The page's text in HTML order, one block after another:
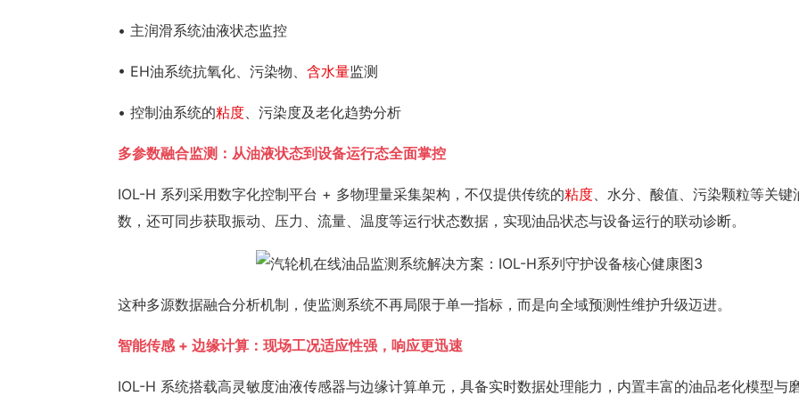
• 主润滑系统油液状态监控
• EH油系统抗氧化、污染物、 含水量监测
• 控制油系统的粘度、污染度及老化趋势分析
多参数融合监测：从油液状态到设备运行态全面掌控
IOL-H 系列采用数字化控制平台 + 多物理量采集架构，不仅提供传统的粘度、水分、酸值、污染颗粒等关键
数，还可同步获取振动、压力、流量、温度等运行状态数据，实现油品状态与设备运行的联动诊断。
这种多源数据融合分析机制，使监测系统不再局限于单一指标，而是向全域预测性维护升级迈进。
智能传感 + 边缘计算：现场工况适应性强，响应更迅速
IOL-H 系统搭载高灵敏度油液传感器与边缘计算单元，具备实时数据处理能力，内置丰富的油品老化模型与